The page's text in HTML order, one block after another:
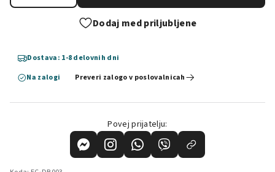
Dodaj med priljubljene
Dostava: 1-8 delovnih dni
Na zalogi
Preveri zalogo v poslovalnicah
Povej prijatelju: